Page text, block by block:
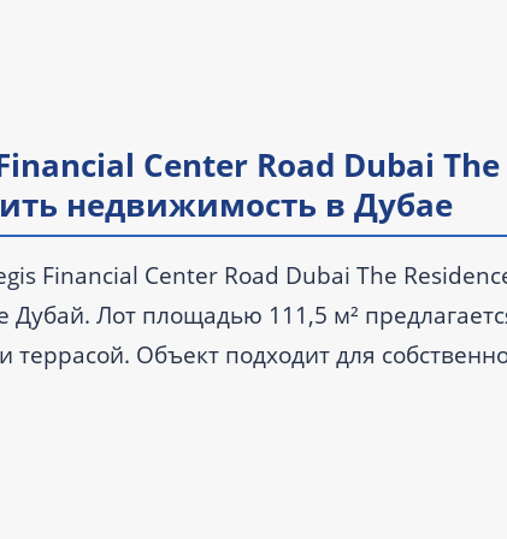
Center Road Dubai The
недвижимость в Дубае
Financial Center Road Dubai The
Лот площадью 111,5 м²
Объект подходит для